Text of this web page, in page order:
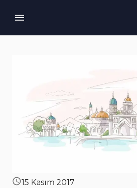
15 Kasım 2017